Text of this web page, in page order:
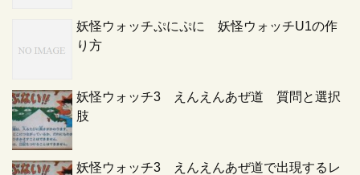
妖怪ウォッチぷにぷに 妖怪ウォッチU1の作
り方
妖怪ウォッチ3 えんえんあぜ道 質問と選択
肢
妖怪ウォッチ3 えんえんあぜ道で出現するレ